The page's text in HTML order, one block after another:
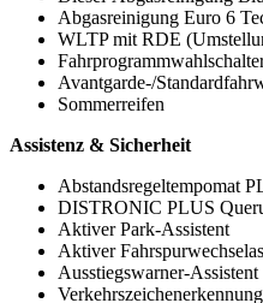
Abgasreinigung Euro 6
WLTP mit RDE
Avantgarde-/
Sommerreifen
Assistenz & Sicherheit
Abstandsregeltempomat
DISTRONIC PLUS
Aktiver Park-Assistent
Aktiver
Ausstiegswarner-Assistent
Verkehrszeichenerkennung